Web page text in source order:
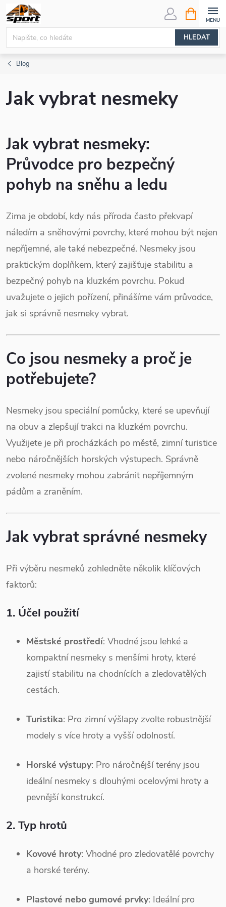
Přejít
na
obsah
HLEDAT
NÁKUPNÍ
KOŠÍK
Blog
Jak vybrat nesmeky
Jak vybrat nesmeky:
Průvodce pro bezpečný
pohyb na sněhu a ledu
Zima je období, kdy nás příroda často překvapí
náledím a sněhovými povrchy, které mohou být nejen
nepříjemné, ale také nebezpečné. Nesmeky jsou
praktickým doplňkem, který zajišťuje stabilitu a
bezpečný pohyb na kluzkém povrchu. Pokud
uvažujete o jejich pořízení, přinášíme vám průvodce,
jak si správně nesmeky vybrat.
Co jsou nesmeky a proč je
potřebujete?
Nesmeky jsou speciální pomůcky, které se upevňují
na obuv a zlepšují trakci na kluzkém povrchu.
Využijete je při procházkách po městě, zimní turistice
nebo náročnějších horských výstupech. Správně
zvolené nesmeky mohou zabránit nepříjemným
pádům a zraněním.
Jak vybrat správné nesmeky
Při výběru nesmeků zohledněte několik klíčových
faktorů:
1. Účel použití
Městské prostředí: Vhodné jsou lehké a
kompaktní nesmeky s menšími hroty, které
zajistí stabilitu na chodnících a zledovatělých
cestách.
Turistika: Pro zimní výšlapy zvolte robustnější
modely s více hroty a vyšší odolností.
Horské výstupy: Pro náročnější terény jsou
ideální nesmeky s dlouhými ocelovými hroty a
pevnější konstrukcí.
2. Typ hrotů
Kovové hroty: Vhodné pro zledovatělé povrchy
a horské terény.
Plastové nebo gumové prvky: Ideální pro